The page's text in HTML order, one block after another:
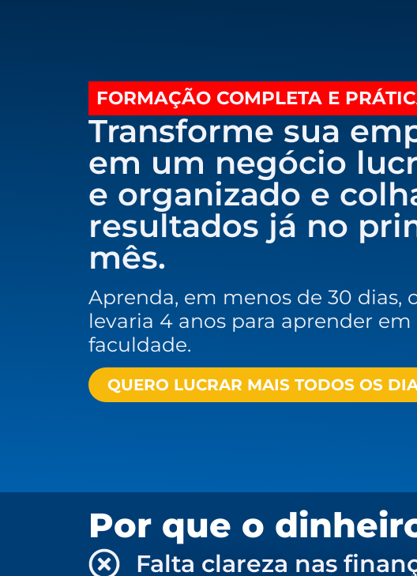
FORMAÇÃO COMPLETA E
Transforme sua
em um negócio
e organizado e
resultados já no
mês.
Aprenda, em menos de 30 dias,
levaria 4 anos para aprender
faculdade.
QUERO LUCRAR MAIS TODOS OS
Por que o
Falta clareza nas